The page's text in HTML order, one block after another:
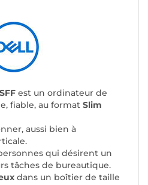
est un ordinateur de
fiable, au format Slim
aussi bien à
qui désirent un
tâches de bureautique.
dans un boîtier de taille